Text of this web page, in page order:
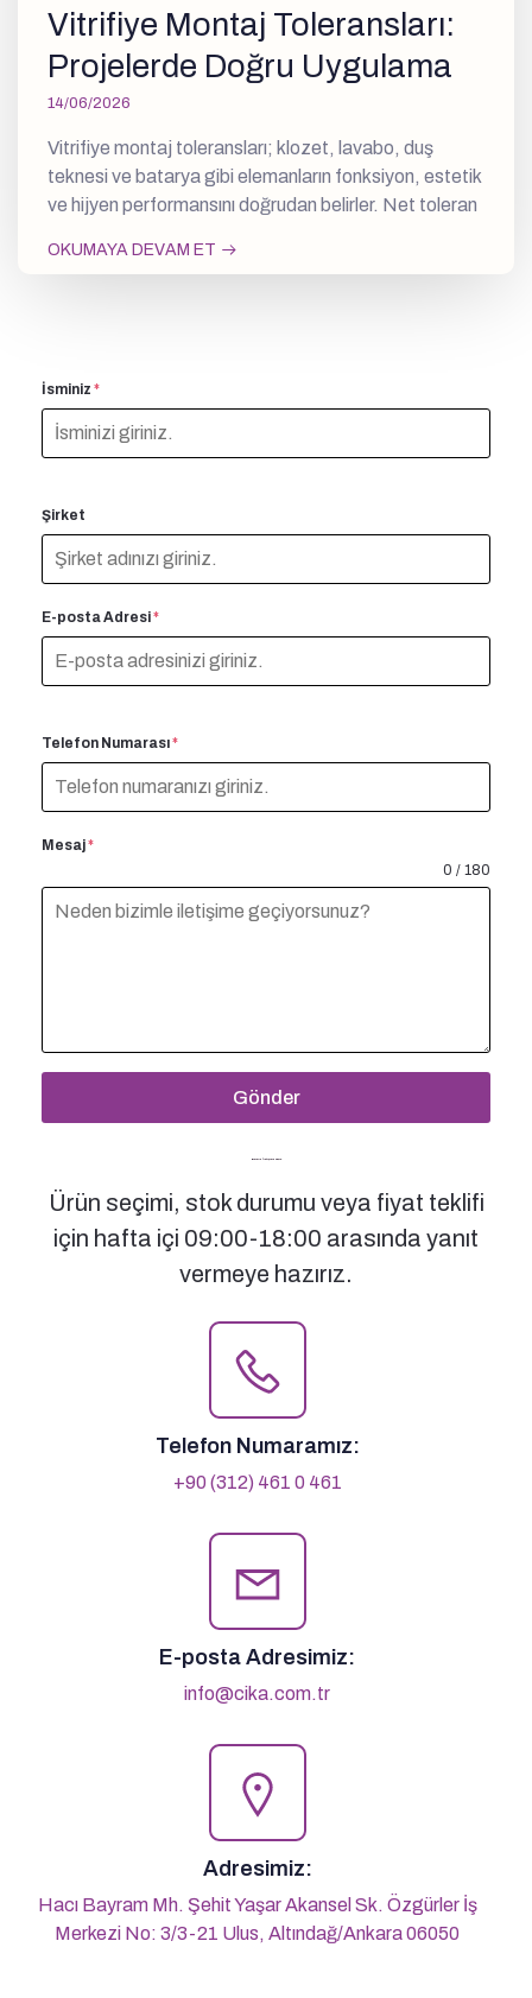
Vitrifiye Montaj Toleransları:
Projelerde Doğru Uygulama
14/06/2026
Vitrifiye montaj toleransları; klozet, lavabo, duş
teknesi ve batarya gibi elemanların fonksiyon, estetik
ve hijyen performansını doğrudan belirler. Net toleran
OKUMAYA DEVAM ET
İsminiz *
Şirket
E-posta Adresi*
Telefon Numarası*
Mesaj*
0 / 180
Gönder
Bizimle İletişime Geçin
Ürün seçimi, stok durumu veya fiyat teklifi
için hafta içi 09:00-18:00 arasında yanıt
vermeye hazırız.
Telefon Numaramız:
+90 (312) 461 0 461
E-posta Adresimiz:
info@cika.com.tr
Adresimiz:
Hacı Bayram Mh. Şehit Yaşar Akansel Sk. Özgürler İş
Merkezi No: 3/3-21 Ulus, Altındağ/Ankara 06050